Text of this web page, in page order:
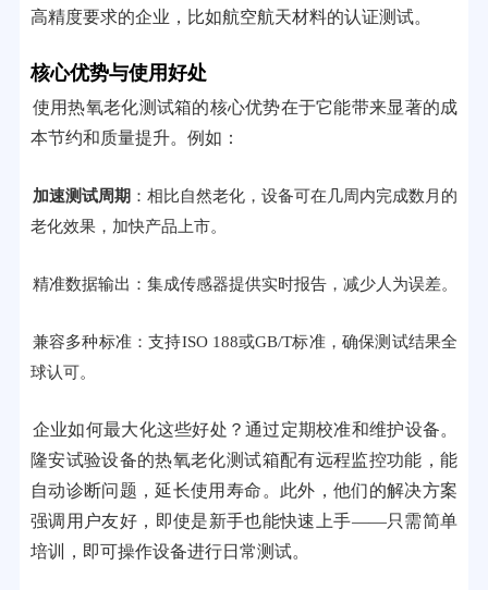
高精度要求的企业，比如航空航天材料的认证测试。
核心优势与使用好处
使用热氧老化测试箱的核心优势在于它能带来显著的成
本节约和质量提升。例如：
加速测试周期 ：相比自然老化，设备可在几周内完成数月的
老化效果，加快产品上市。
精准数据输出：集成传感器提供实时报告，减少人为误差。
兼容多种标准：支持ISO 188或GB/T标准，确保测试结果全
球认可。
企业如何最大化这些好处？通过定期校准和维护设备。
隆安试验设备的热氧老化测试箱配有远程监控功能，能
自动诊断问题，延长使用寿命。此外，他们的解决方案
强调用户友好，即使是新手也能快速上手——只需简单
培训，即可操作设备进行日常测试。